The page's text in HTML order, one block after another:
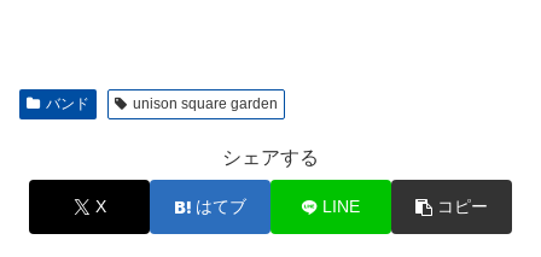
バンド unison square garden
シェアする
X はてブ LINE コピー